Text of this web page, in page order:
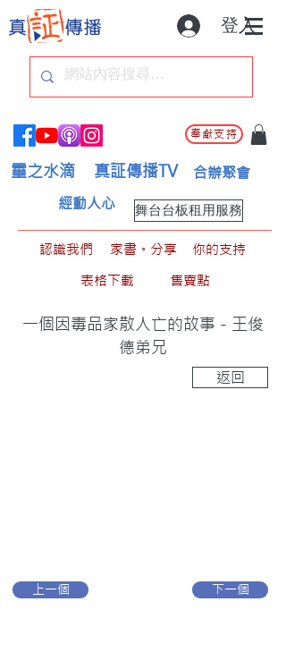
登入
奉獻支持
靈之水滴 真証傳播TV 合辦聚會
舞台台板租用服務
經動人心
認識我們 家書。分享
你的支持
表格下載
售賣點
一個因毒品家散人亡的故事 - 王俊
德弟兄
返回
上一個 下一個